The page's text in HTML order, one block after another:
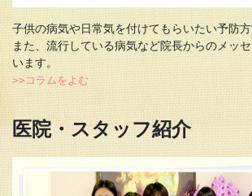
子供の病気や日常気を付けてもらいたい予防方
また、流行している病気など院長からのメッ
います。
>>コラムをよむ
医院・スタッフ紹介